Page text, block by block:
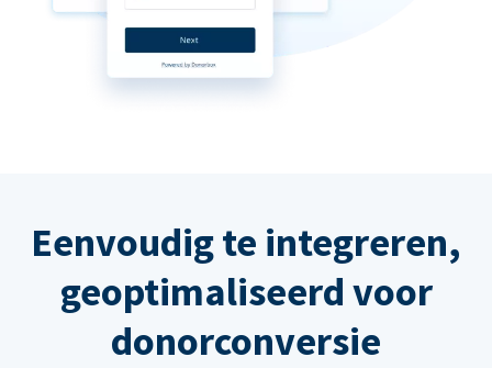
Eenvoudig te integreren,
geoptimaliseerd voor
donorconversie